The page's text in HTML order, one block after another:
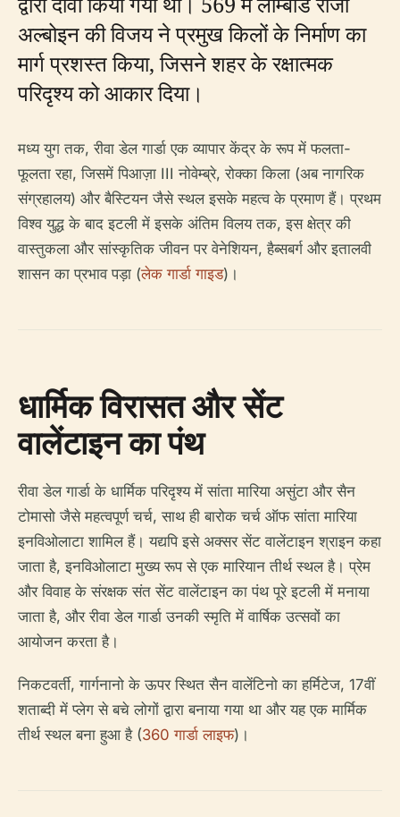
अल्बोइन की विजय ने प्रमुख किलों के निर्माण का
मार्ग प्रशस्त किया, जिसने शहर के रक्षात्मक
परिदृश्य को आकार दिया।
मध्य युग तक, रीवा डेल गार्डा एक व्यापार केंद्र के रूप में फलता-
फूलता रहा, जिसमें पिआज़ा III नोवेम्ब्रे, रोक्का किला (अब नागरिक
संग्रहालय) और बैस्टियन जैसे स्थल इसके महत्व के प्रमाण हैं। प्रथम
विश्व युद्ध के बाद इटली में इसके अंतिम विलय तक, इस क्षेत्र की
वास्तुकला और सांस्कृतिक जीवन पर वेनेशियन, हैब्सबर्ग और इतालवी
शासन का प्रभाव पड़ा (लेक गार्डा गाइड)।
धार्मिक विरासत और सेंट
वालेंटाइन का पंथ
रीवा डेल गार्डा के धार्मिक परिदृश्य में सांता मारिया असुंटा और सैन
टोमासो जैसे महत्वपूर्ण चर्च, साथ ही बारोक चर्च ऑफ सांता मारिया
इनविओलाटा शामिल हैं। यद्यपि इसे अक्सर सेंट वालेंटाइन श्राइन कहा
जाता है, इनविओलाटा मुख्य रूप से एक मारियान तीर्थ स्थल है। प्रेम
और विवाह के संरक्षक संत सेंट वालेंटाइन का पंथ पूरे इटली में मनाया
जाता है, और रीवा डेल गार्डा उनकी स्मृति में वार्षिक उत्सवों का
आयोजन करता है।
निकटवर्ती, गार्गनानो के ऊपर स्थित सैन वालेंटिनो का हर्मिटेज, 17वीं
शताब्दी में प्लेग से बचे लोगों द्वारा बनाया गया था और यह एक मार्मिक
तीर्थ स्थल बना हुआ है (360 गार्डा लाइफ)।